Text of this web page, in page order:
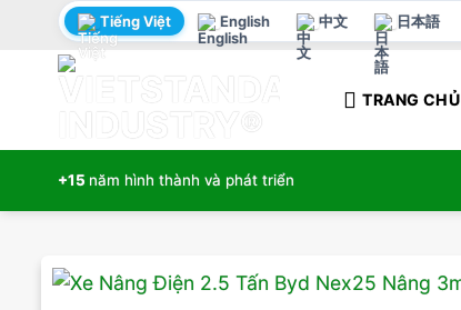
Tiếng Việt English 中文 日本語
TRANG CHỦ
+15 năm hình thành và phát triển